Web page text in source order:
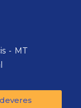
- MT